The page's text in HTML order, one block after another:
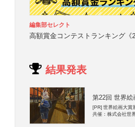
編集部セレクト
高額賞金コンテストランキング《
結果発表
第22回 世界絵
[PR] 世界絵画大賞
共催：株式会社世